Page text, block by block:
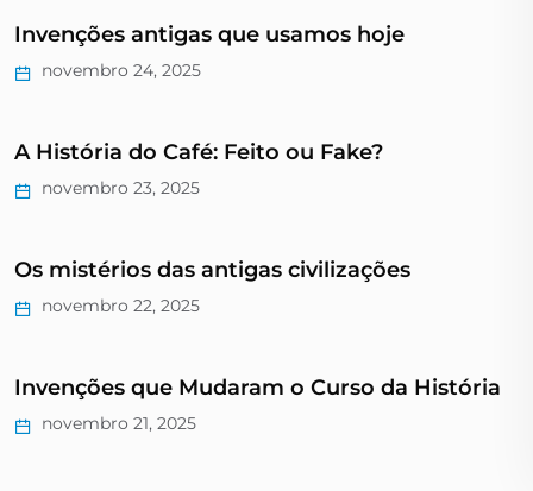
Invenções antigas que usamos hoje
novembro 24, 2025
A História do Café: Feito ou Fake?
novembro 23, 2025
Os mistérios das antigas civilizações
novembro 22, 2025
Invenções que Mudaram o Curso da História
novembro 21, 2025